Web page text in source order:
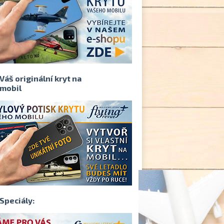
Váš originální kryt na
mobil
Speciály: